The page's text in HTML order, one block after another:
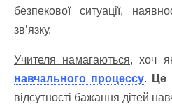
безпекової ситуації,
зв’язку.
Учителя намагаються, хоч
навчального процессу. Це
відсутності бажання дітей